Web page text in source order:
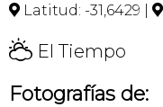
 Latitud: -31,6429 | 
H El Tiempo
Fotografías de: